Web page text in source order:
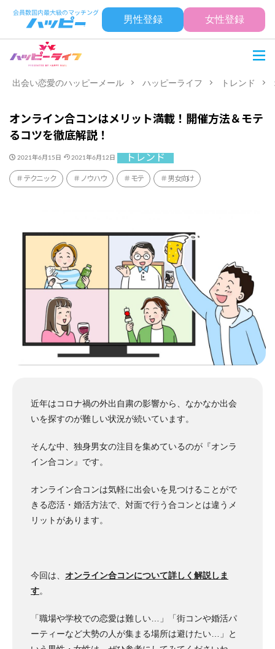
男性登録 女性登録
出会い恋愛のハッピーメール ハッピーライフ トレンド
オンライン合コンはメリット満載！開催方法＆モテ
るコツを徹底解説！
2021年6月15日 2021年6月12日 トレンド
テクニック ノウハウ モテ 男女向け
近年はコロナ禍の外出自粛の影響から、なかなか出会
いを探すのが難しい状況が続いています。
そんな中、独身男女の注目を集めているのが『オンラ
イン合コン』です。
オンライン合コンは気軽に出会いを見つけることがで
きる恋活・婚活方法で、対面で行う合コンとは違うメ
リットがあります。
今回は、 オンライン合コンについて詳しく解説しま
す。
「職場や学校での恋愛は難しい…」「街コンや婚活パ
ーティーなど大勢の人が集まる場所は避けたい…」と